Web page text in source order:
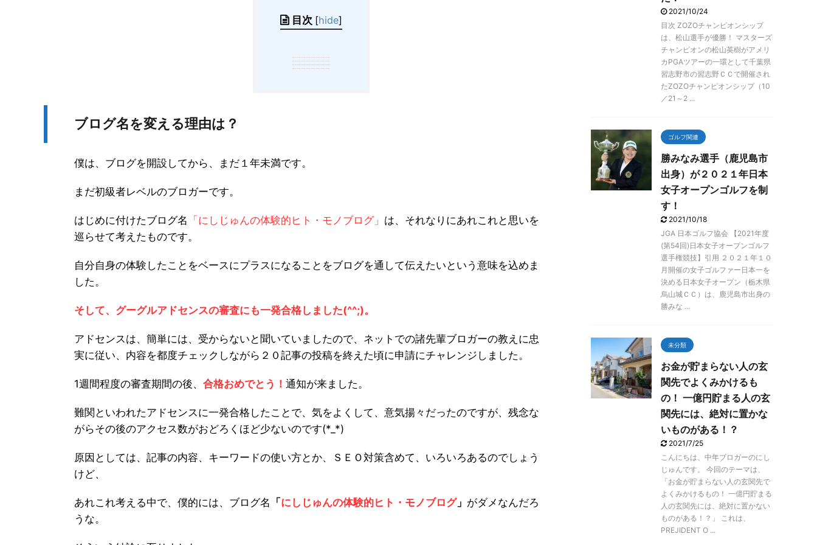
目次 [hide]
ブログ名を変える理由は？
僕は、ブログを開設してから、まだ１年未満です。
まだ初級者レベルのブロガーです。
はじめに付けたブログ名 「にしじゅんの体験的ヒト・モノブログ」 は、それなりにあれこれと思いを
巡らせて考えたものです。
自分自身の体験したことをベースにプラスになることをブログを通して伝えたいという意味を込めま
した。
そして、グーグルアドセンスの審査にも一発合格しました(^^;)。
アドセンスは、簡単には、受からないと聞いていましたので、ネットでの諸先輩ブロガーの教えに忠
実に従い、内容を都度チェックしながら２０記事の投稿を終えた頃に申請にチャレンジしました。
1週間程度の審査期間の後、 合格おめでとう！ 通知が来ました。
難関といわれたアドセンスに一発合格したことで、気をよくして、意気揚々だったのですが、残念な
がらその後のアクセス数がおどろくほど少ないのです(*_*)
原因としては、記事の内容、キーワードの使い方とか、ＳＥＯ対策含めて、いろいろあるのでしょう
けど、
あれこれ考える中で、僕的には、ブログ名 「にしじゅんの体験的ヒト・モノブログ」 がダメなんだろ
うな。
2021/10/24
目次 ZOZOチャンピオンシップ
は、松山選手が優勝！ マスターズ
チャンピオンの松山英樹がアメリ
カPGAツアーの一環として千葉県
習志野市の習志野ＣＣで開催され
たZOZOチャンピオンシップ（10
／21～2 ...
ゴルフ関連
勝みなみ選手（鹿児島市
出身）が２０２１年日本
女子オープンゴルフを制
す！
2021/10/18
JGA 日本ゴルフ協会 【2021年度
(第54回)日本女子オープンゴルフ
選手権競技】引用 ２０２１年１０
月開催の女子ゴルファー日本一を
決める日本女子オープン（栃木県
烏山城ＣＣ）は、鹿児島市出身の
勝みな ...
未分類
お金が貯まらない人の玄
関先でよくみかけるも
の！ 一億円貯まる人の玄
関先には、絶対に置かな
いものがある！？
2021/7/25
こんにちは、中年ブロガーのにし
じゅんです。 今回のテーマは、
「お金が貯まらない人の玄関先で
よくみかけるもの！ 一億円貯まる
人の玄関先には、絶対に置かない
ものがある！？」 これは、
PREJIDENT O ...